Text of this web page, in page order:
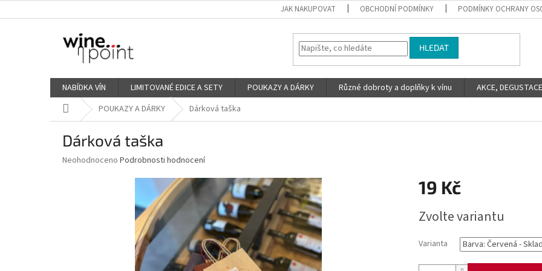
na
JAK NAKUPOVAT OBCHODNÍ PODMÍNKY PODMÍNKY OCHRANY
HLEDAT
NABÍDKA VÍN LIMITOVANÉ EDICE A SETY POUKAZY A DÁRKY Různé dobroty a doplňky k vínu AKCE,
Domů POUKAZY A DÁRKY Dárková taška
Dárková taška
Průměrné
Neohodnoceno Podrobnosti hodnocení
19 Kč
cena:
Zvolte variantu
Varianta